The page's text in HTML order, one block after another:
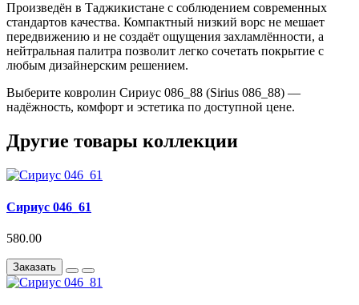
Произведён в Таджикистане с соблюдением современных
стандартов качества. Компактный низкий ворс не мешает
передвижению и не создаёт ощущения захламлённости, а
нейтральная палитра позволит легко сочетать покрытие с
любым дизайнерским решением.
Выберите ковролин Сириус 086_88 (Sirius 086_88) —
надёжность, комфорт и эстетика по доступной цене.
Другие товары коллекции
Сириус 046_61
580.00
Заказать